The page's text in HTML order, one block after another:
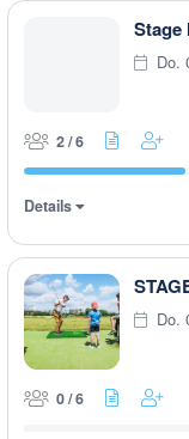
Do.
2 / 6
Details
Do.
0 / 6